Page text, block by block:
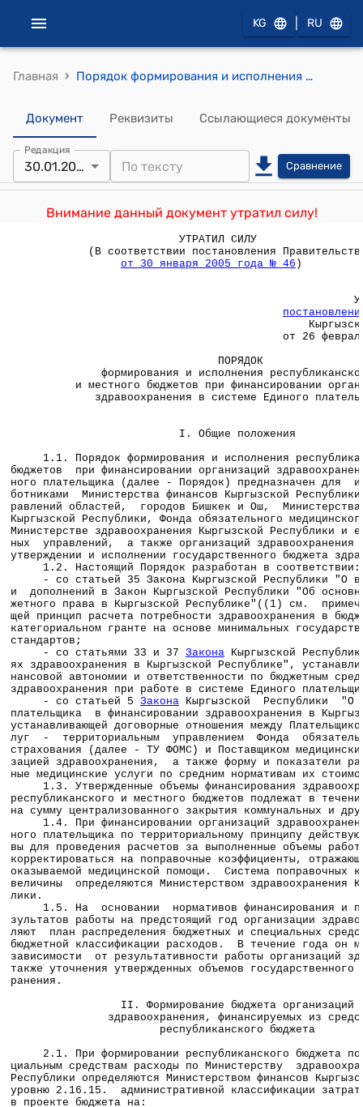
KG RU
Главная › Порядок формирования и исполнения республиканского и местного бюджетов при финансировании организаций здравоохранения в системе Единого плательщика (Утвержден постановлением Правительства Кыргызской Республики от 26 февраля 2005 года №110)
Документ Реквизиты Ссылающиеся документы
Редакция
30.01.2006 Сравнение
Внимание данный документ утратил силу!